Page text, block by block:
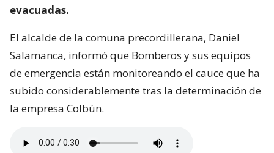
evacuadas.
El alcalde de la comuna precordillerana, Daniel
Salamanca, informó que Bomberos y sus equipos
de emergencia están monitoreando el cauce que ha
subido considerablemente tras la determinación de
la empresa Colbún.